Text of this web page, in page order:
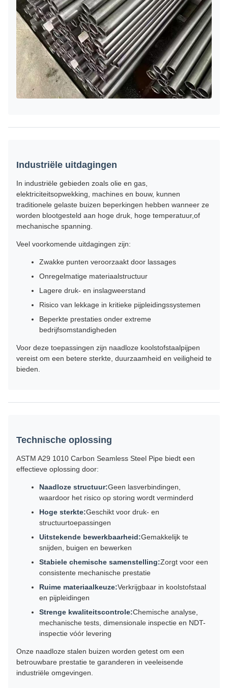
Industriële uitdagingen
In industriële gebieden zoals olie en gas,
elektriciteitsopwekking, machines en bouw, kunnen
traditionele gelaste buizen beperkingen hebben wanneer ze
worden blootgesteld aan hoge druk, hoge temperatuur,of
mechanische spanning.
Veel voorkomende uitdagingen zijn:
Zwakke punten veroorzaakt door lassages
Onregelmatige materiaalstructuur
Lagere druk- en inslagweerstand
Risico van lekkage in kritieke pijpleidingssystemen
Beperkte prestaties onder extreme
bedrijfsomstandigheden
Voor deze toepassingen zijn naadloze koolstofstaalpijpen
vereist om een betere sterkte, duurzaamheid en veiligheid te
bieden.
Technische oplossing
ASTM A29 1010 Carbon Seamless Steel Pipe biedt een
effectieve oplossing door:
Naadloze structuur:Geen lasverbindingen,
waardoor het risico op storing wordt verminderd
Hoge sterkte:Geschikt voor druk- en
structuurtoepassingen
Uitstekende bewerkbaarheid:Gemakkelijk te
snijden, buigen en bewerken
Stabiele chemische samenstelling:Zorgt voor een
consistente mechanische prestatie
Ruime materiaalkeuze:Verkrijgbaar in koolstofstaal
en pijpleidingen
Strenge kwaliteitscontrole:Chemische analyse,
mechanische tests, dimensionale inspectie en NDT-
inspectie vóór levering
Onze naadloze stalen buizen worden getest om een
betrouwbare prestatie te garanderen in veeleisende
industriële omgevingen.